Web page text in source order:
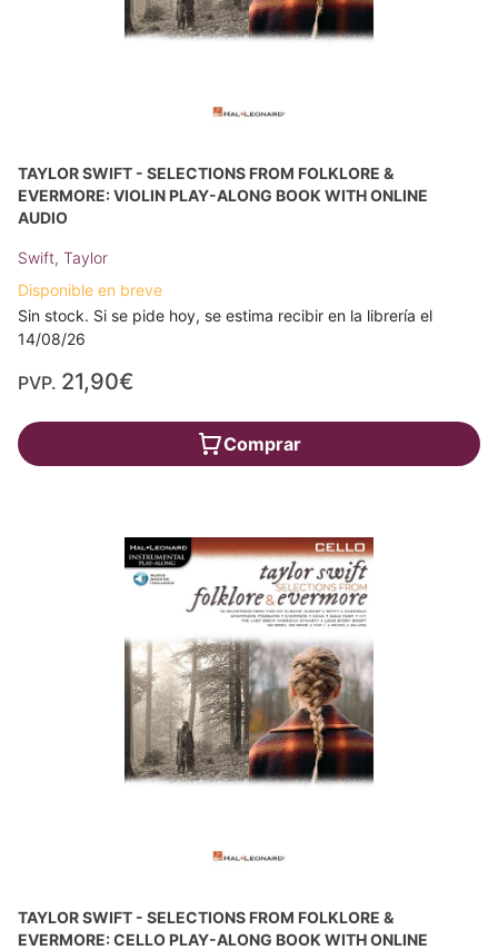
TAYLOR SWIFT - SELECTIONS FROM FOLKLORE &
EVERMORE: VIOLIN PLAY-ALONG BOOK WITH ONLINE
AUDIO
Swift, Taylor
Disponible en breve
Sin stock. Si se pide hoy, se estima recibir en la librería el
14/08/26
PVP. 21,90€
Comprar
TAYLOR SWIFT - SELECTIONS FROM FOLKLORE &
EVERMORE: CELLO PLAY-ALONG BOOK WITH ONLINE